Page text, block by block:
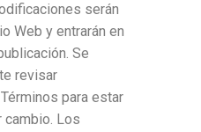
serán
Web y entrarán en
Se
revisar
para estar
cambio. Los